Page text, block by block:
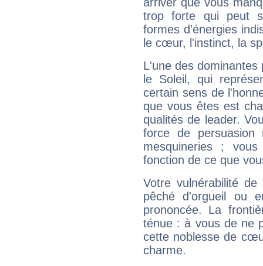
arriver que vous
trop forte qui peut
formes d'énergies
le cœur, l'instinct, la
L'une des
le Soleil, qui
certain sens de
que vous êtes est
qualités de leader.
force de
mesquineries ;
fonction de ce que
Votre vulnérabilité
pêché d'orgueil ou
prononcée. La
ténue : à vous de ne
cette noblesse de
charme.